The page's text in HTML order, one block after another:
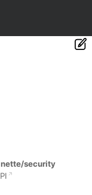
nette/security